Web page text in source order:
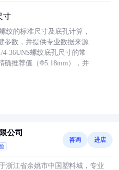
寸
纹的标准尺寸及底孔计算，
参数，并提供专业数据来源
4-36UNS螺纹底孔尺寸的常
确推荐值（Φ5.18mm），并
公司
咨询 进店
浙江省余姚市中国塑料城，专业